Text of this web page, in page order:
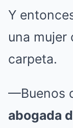
Y
una mujer
carpeta.
—Buenos
abogada